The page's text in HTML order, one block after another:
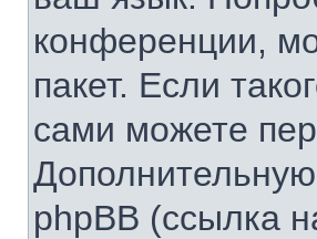
конференции,
пакет. Если
сами можете
phpBB (ссылка